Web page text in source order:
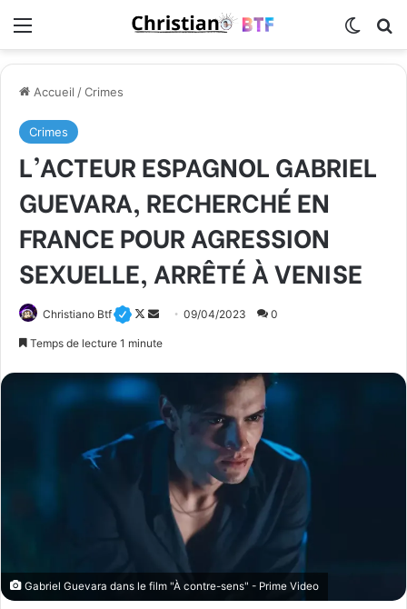
Accueil /Crimes
Crimes
L’ACTEUR ESPAGNOL GABRIEL
GUEVARA, RECHERCHÉ EN
FRANCE POUR AGRESSION
SEXUELLE, ARRÊTÉ À VENISE
Christiano Btf
F
l
o
w
y
e
r
r
09/04/2023 0
Temps de lecture 1 minute
Gabriel Guevara dans le film "À contre-sens" - Prime Video